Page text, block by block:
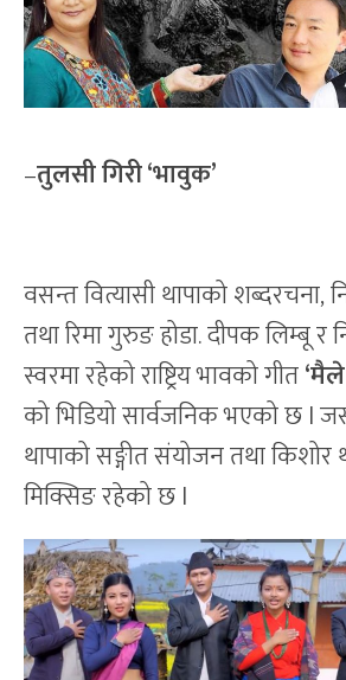
–तुलसी गिरी ‘भावुक’
वसन्त वित्यासी थापाको शब्दरचना,
तथा रिमा गुरुङ होडा. दीपक लिम्बू र
स्वरमा रहेको राष्ट्रिय भावको गीत
को भिडियो सार्वजनिक भएको छ l
थापाको सङ्गीत संयोजन तथा किशोर
मिक्सिङ रहेको छ l